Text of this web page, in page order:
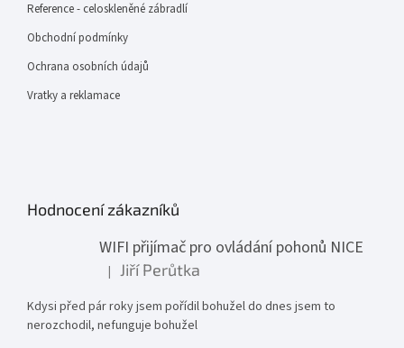
Reference - celoskleněné zábradlí
Obchodní podmínky
Ochrana osobních údajů
Vratky a reklamace
Hodnocení zákazníků
WIFI přijímač pro ovládání pohonů NICE
Hodnocení produktu je 1 z 5 hvězdiček.
| Jiří Perůtka
Kdysi před pár roky jsem pořídil bohužel do dnes jsem to
nerozchodil, nefunguje bohužel